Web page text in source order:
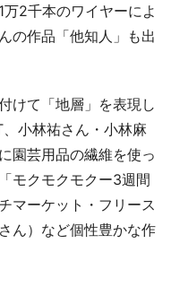
2千本のワイヤーによ
の作品「他知人」も出
けて「地層」を表現し
小林祐さん・小林麻
園芸用品の繊維を使っ
モクモクモクー3週間
マーケット・フリース
ん）など個性豊かな作